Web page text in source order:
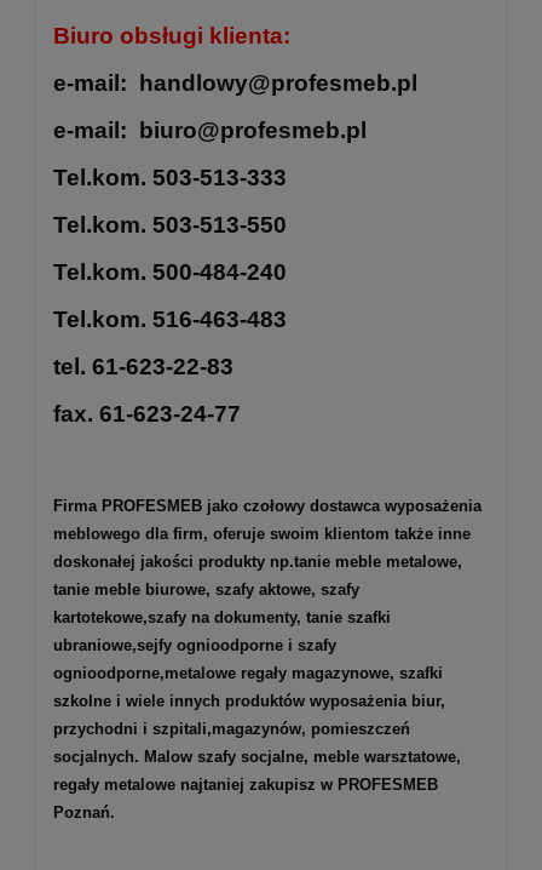
Biuro obsługi klienta:
e-mail: handlowy@profesmeb.pl
e-mail: biuro@profesmeb.pl
Tel.kom. 503-513-333
Tel.kom. 503-513-550
Tel.kom. 500-484-240
Tel.kom. 516-463-483
tel. 61-623-22-83
fax. 61-623-24-77
Firma PROFESMEB jako czołowy dostawca wyposażenia
meblowego dla firm, oferuje swoim klientom także inne
doskonałej jakości produkty np.tanie meble metalowe,
tanie meble biurowe, szafy aktowe, szafy
kartotekowe,szafy na dokumenty, tanie szafki
ubraniowe,sejfy ognioodporne i szafy
ognioodporne,metalowe regały magazynowe, szafki
szkolne i wiele innych produktów wyposażenia biur,
przychodni i szpitali,magazynów, pomieszczeń
socjalnych. Malow szafy socjalne, meble warsztatowe,
regały metalowe najtaniej zakupisz w PROFESMEB
Poznań.